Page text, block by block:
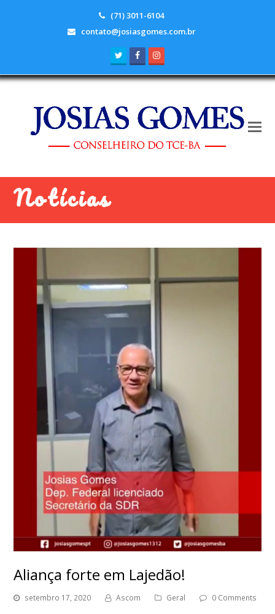
(71) 3011-6104
contato@josiasgomes.com.br
TwitterFacebook
Notícias
Aliança forte em Lajedão!
setembro 17, 2020 Ascom Geral 0 Comments